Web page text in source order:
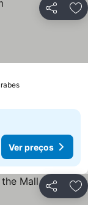
Partilhar
Ver preços
Ver preços
Partilhar